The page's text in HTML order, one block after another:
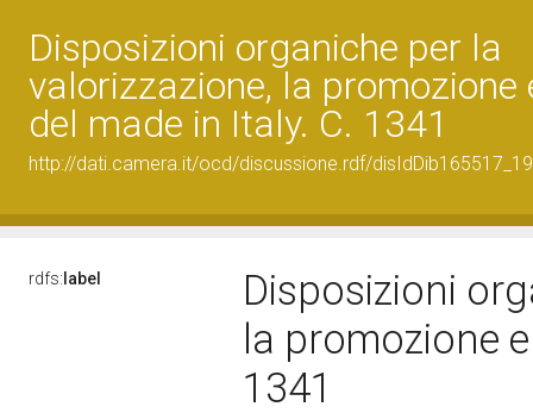
Disposizioni organiche per la
valorizzazione, la promozione
del made in Italy. C. 1341
http://dati.camera.it/ocd/discussione.rdf/disIdDib165517_19
rdfs: label
Disposizioni
la promozione
1341